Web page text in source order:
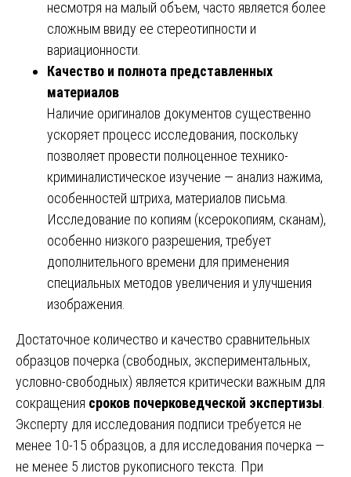
несмотря на малый объем, часто является более
сложным ввиду ее стереотипности и
вариационности.
Качество и полнота представленных
материалов
Наличие оригиналов документов существенно
ускоряет процесс исследования, поскольку
позволяет провести полноценное технико-
криминалистическое изучение — анализ нажима,
особенностей штриха, материалов письма.
Исследование по копиям (ксерокопиям, сканам),
особенно низкого разрешения, требует
дополнительного времени для применения
специальных методов увеличения и улучшения
изображения.
Достаточное количество и качество сравнительных
образцов почерка (свободных, экспериментальных,
условно-свободных) является критически важным для
сокращения сроков почерковедческой экспертизы
Эксперту для исследования подписи требуется не
менее 10-15 образцов, а для исследования почерка —
не менее 5 листов рукописного текста. При